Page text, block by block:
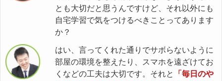
とも大切だと思うんですけど、それ以外にも
自宅学習で気をつけるべきことってあります
か？
はい、言ってくれた通りでサボらないように
部屋の環境を整えたり、スマホを遠ざけてお
くなどの工夫は大切です。それと
「毎日のや